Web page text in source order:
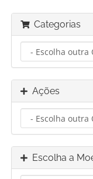
Categorias
Ações
Escolha a